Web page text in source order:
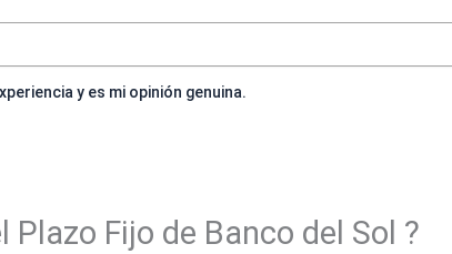
y es mi opinión genuina.
Plazo Fijo de Banco del Sol ?